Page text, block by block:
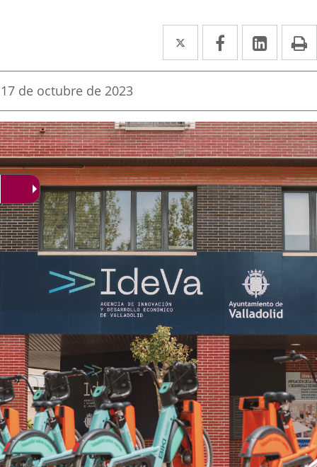
Twitter
Enlace
a
aplicación
externa.
Facebook
Enlace
a
aplicación
externa.
Enlace
a
Fecha
la
noticia
17 de octubre de 2023